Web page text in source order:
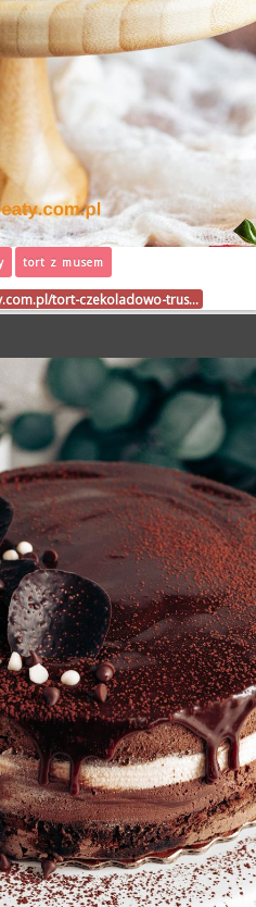
tort z musem
tort-czekoladowo-trus…